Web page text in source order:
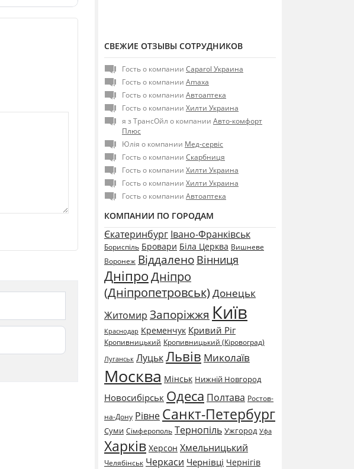
СВЕЖИЕ ОТЗЫВЫ СОТРУДНИКОВ
Гость о компании Caparol Украина
Гость о компании Amaxa
Гость о компании Автоаптека
Гость о компании Хилти Украина
я з ТрансОйл о компании Авто-комфорт
Плюс
Юлія о компании Мед-сервіс
Гость о компании Скарбниця
Гость о компании Хилти Украина
Гость о компании Хилти Украина
Гость о компании Автоаптека
КОМПАНИИ ПО ГОРОДАМ
Єкатеринбург Івано-Франківськ
Бориспіль Бровари Біла Церква Вишневе
Воронеж Віддалено Вінниця
ДніпроДніпро
(Дніпропетровськ) Донецьк
Житомир Запоріжжя Київ
Краснодар Кременчук Кривий Ріг
Кропивницький Кропивницький (Кіровоград)
Луганськ ЛуцькЛьвів Миколаїв
Москва Мінськ Нижній Новгород
Новосибірськ Одеса Полтава Ростов-
на-Дону Рівне Санкт-Петербург
Суми Сімферополь Тернопіль Ужгород Уфа
Харків Херсон Хмельницький
Челябінськ Черкаси Чернівці Чернігів